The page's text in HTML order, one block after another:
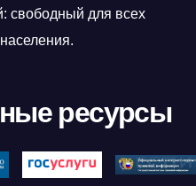
свободный для всех
ресурсы